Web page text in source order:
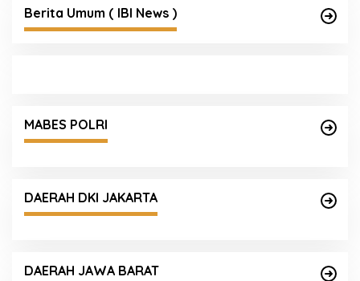
Berita Umum ( IBI News )
MABES POLRI
DAERAH DKI JAKARTA
DAERAH JAWA BARAT